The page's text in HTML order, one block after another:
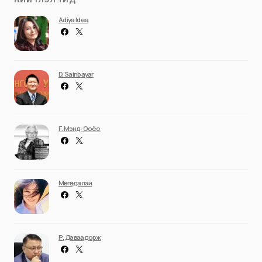
Adiya Idea
D. Sainbayar
Г. Мэнд-Ооёо
Мөнгөндалай
Р. Даваадорж